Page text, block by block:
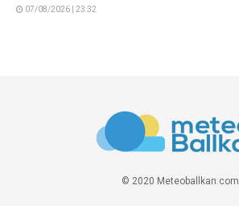
07/08/2026 | 23:32
© 2020 Meteoballkan.com